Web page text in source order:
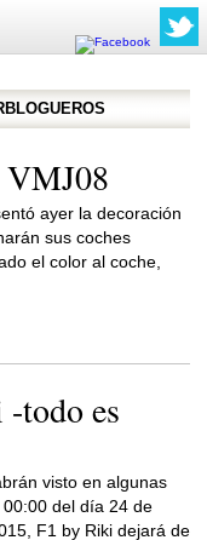
VMJ08
ayer la decoración
sus coches
el color al coche,
todo es
visto en algunas
del día 24 de
F1 by Riki dejará de